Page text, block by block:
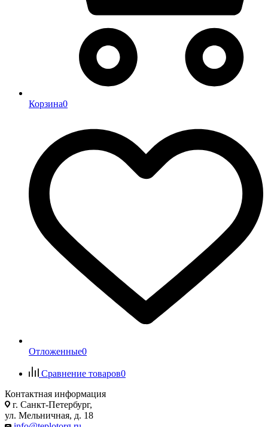
Корзина0
Отложенные0
Сравнение товаров0
Контактная информация
г. Санкт-Петербург,
ул. Мельничная, д. 18